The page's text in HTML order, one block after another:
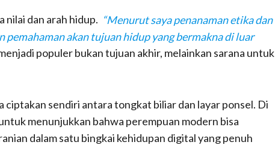
nilai dan arah hidup. “Menurut saya penanaman etika dan
akan tujuan hidup yang bermakna di luar
populer bukan tujuan akhir, melainkan sarana untuk
ciptakan sendiri antara tongkat biliar dan layar ponsel. Di
menunjukkan bahwa perempuan modern bisa
dalam satu bingkai kehidupan digital yang penuh